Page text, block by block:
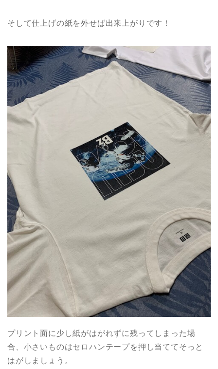
そして仕上げの紙を外せば出来上がりです！
プリント面に少し紙がはがれずに残ってしまった場
合、小さいものはセロハンテープを押し当ててそっと
はがしましょう。